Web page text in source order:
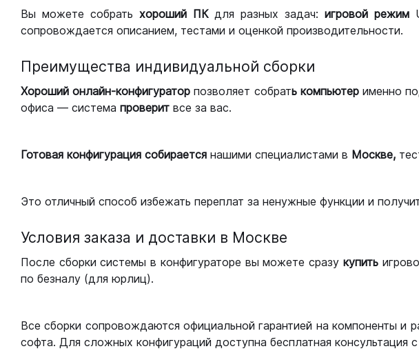
Вы можете собрать хороший ПКдля разных задач:игровой режим
сопровождается описанием, тестами и оценкой производительности.
Преимущества индивидуальной сборки
Хороший онлайн-конфигуратор позволяет собрать компьютерименно
офиса — система проверит все за вас.
Готовая конфигурация собирается нашими специалистами в Москве,
Это отличный способ избежать переплат за ненужные функции и
Условия заказа и доставки в Москве
После сборки системы в конфигураторе вы можете сразу купить
по безналу (для юрлиц).
Все сборки сопровождаются официальной гарантией на компоненты и
софта. Для сложных конфигураций доступна бесплатная консультация